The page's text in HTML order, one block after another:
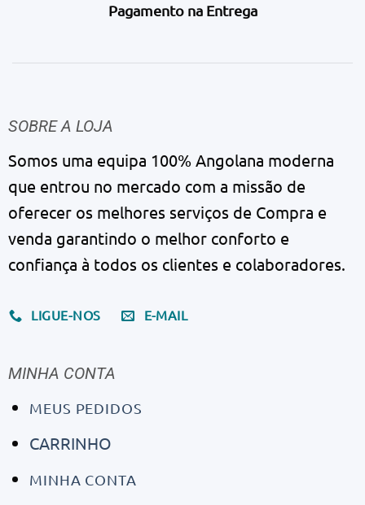
Pagamento na Entrega
SOBRE A LOJA
Somos uma equipa 100% Angolana moderna
que entrou no mercado com a missão de
oferecer os melhores serviços de Compra e
venda garantindo o melhor conforto e
confiança à todos os clientes e colaboradores.
LIGUE-NOS E-MAIL
MINHA CONTA
MEUS PEDIDOS
CARRINHO
MINHA CONTA